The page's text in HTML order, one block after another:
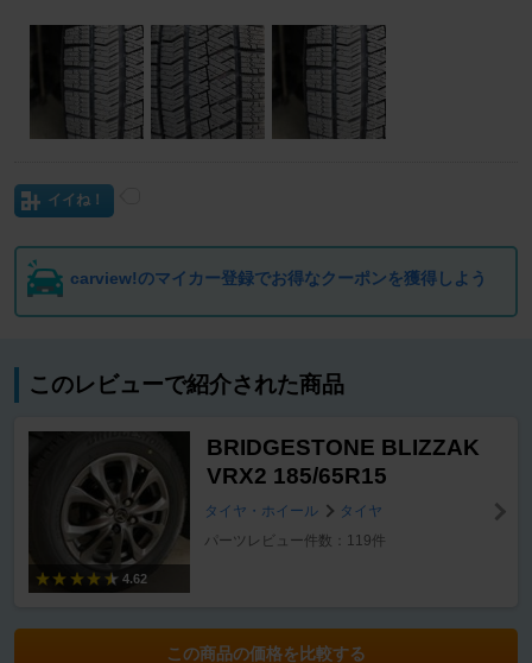
イイね！
carview!のマイカー登録でお得なクーポンを獲得しよう
このレビューで紹介された商品
4.62
BRIDGESTONE BLIZZAK
VRX2 185/65R15
タイヤ・ホイール
タイヤ
パーツレビュー件数：119件
この商品の価格を比較する